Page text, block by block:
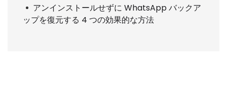
アンインストールせずに WhatsApp バックア
ップを復元する 4 つの効果的な方法